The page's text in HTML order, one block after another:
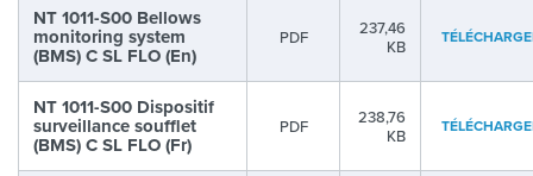
NT 1011-S00 Bellows
monitoring system
(BMS) C SL FLO (En)
PDF
237,46
KB
NT 1011-S00 Dispositif
surveillance soufflet
(BMS) C SL FLO (Fr)
PDF
238,76
KB